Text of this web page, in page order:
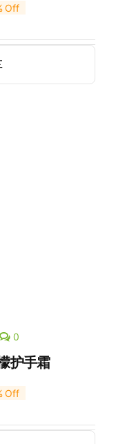
Off
0
护手霜
Off